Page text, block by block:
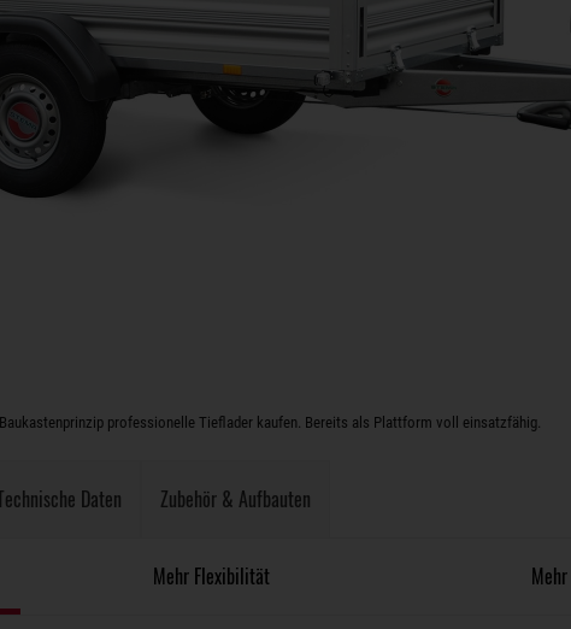
professionelle Tieflader kaufen. Bereits als Plattform voll einsatzfähig.
Daten Zubehör & Aufbauten
Mehr Flexibilität